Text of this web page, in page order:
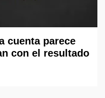
cuenta parece
con el resultado